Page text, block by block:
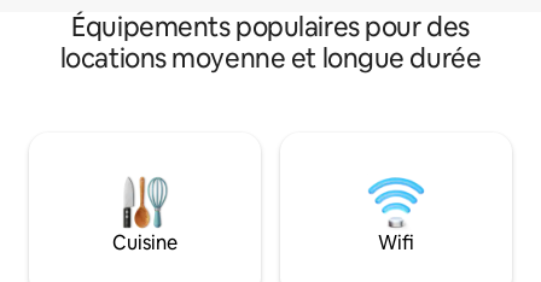
Équipements populaires pour des
locations moyenne et longue durée
Cuisine Wifi